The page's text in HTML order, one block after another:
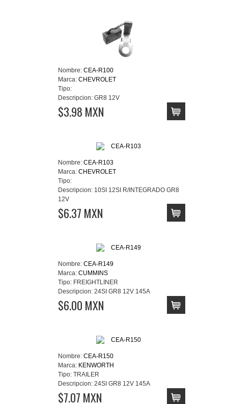
Nombre: CEA-R100
Marca: CHEVROLET
Tipo:
Descripcion: GR8 12V
$3.98 MXN
Nombre: CEA-R103
Marca: CHEVROLET
Tipo:
Descripcion: 10SI 12SI R/INTEGRADO GR8
12V
$6.37 MXN
Nombre: CEA-R149
Marca: CUMMINS
Tipo: FREIGHTLINER
Descripcion: 24SI GR8 12V 145A
$6.00 MXN
Nombre: CEA-R150
Marca: KENWORTH
Tipo: TRAILER
Descripcion: 24SI GR8 12V 145A
$7.07 MXN